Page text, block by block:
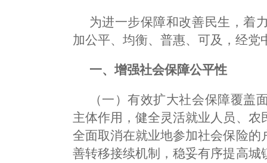
为进一步保障和改善民生，着
加公平、均衡、普惠、可及，经
一、增强社会保障公平性
（一）有效扩大社会保障覆盖
主体作用，健全灵活就业人员、
全面取消在就业地参加社会保险
善转移接续机制，稳妥有序提高